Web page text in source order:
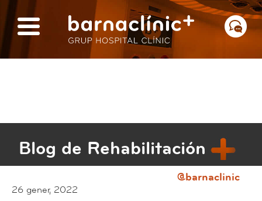
Blog de Rehabilitación
@barnaclinic
26 gener, 2022